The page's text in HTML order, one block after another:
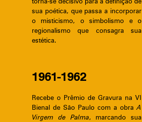
sua poética, que passa a incorporar
o misticismo, o simbolismo e o
regionalismo que consagra sua
estética.
1961-1962
Recebe o Prêmio de Gravura na VI
Bienal de São Paulo com a obraA
Virgem de Palma, marcando sua